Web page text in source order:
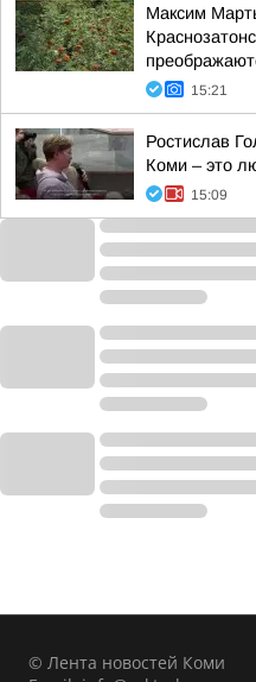
Максим
15:21
Ростислав
Коми – это
15:09
© Лента новостей Коми